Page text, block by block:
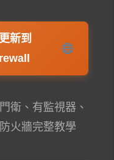
新到
衛、有監視器、
火牆完整教學